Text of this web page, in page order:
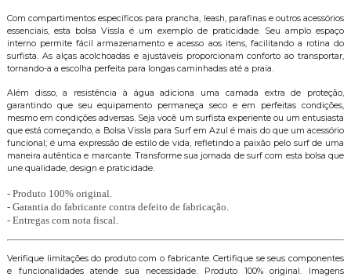
Com compartimentos específicos para prancha, leash, parafinas e outros acessórios
essenciais, esta bolsa Vissla é um exemplo de praticidade. Seu amplo espaço
interno permite fácil armazenamento e acesso aos itens, facilitando a rotina do
surfista. As alças acolchoadas e ajustáveis proporcionam conforto ao transportar,
tornando-a a escolha perfeita para longas caminhadas até a praia.
Além disso, a resistência à água adiciona uma camada extra de proteção,
garantindo que seu equipamento permaneça seco e em perfeitas condições,
mesmo em condições adversas. Seja você um surfista experiente ou um entusiasta
que está começando, a Bolsa Vissla para Surf em Azul é mais do que um acessório
funcional; é uma expressão de estilo de vida, refletindo a paixão pelo surf de uma
maneira autêntica e marcante. Transforme sua jornada de surf com esta bolsa que
une qualidade, design e praticidade.
- Produto 100% original.
- Garantia do fabricante contra defeito de fabricação.
- Entregas com nota fiscal.
Verifique limitações do produto com o fabricante. Certifique se seus componentes
e funcionalidades atende sua necessidade. Produto 100% original. Imagens